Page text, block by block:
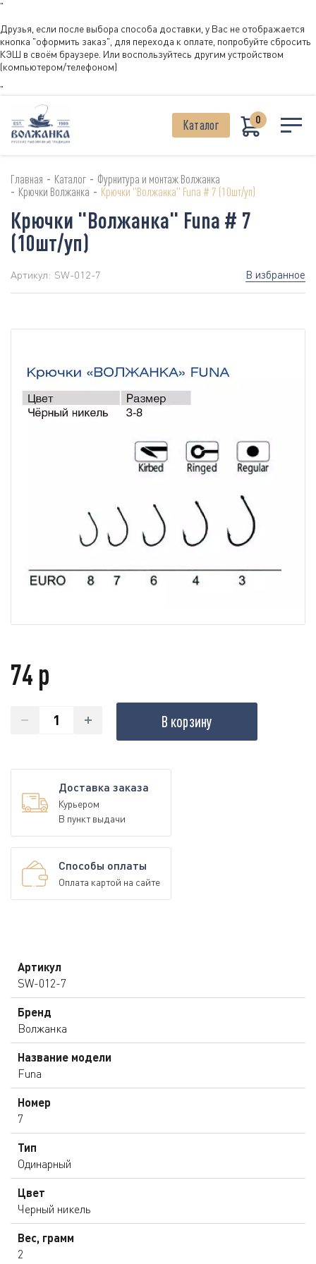
"
Друзья, если после выбора способа доставки, у Вас не отображается
кнопка "оформить заказ", для перехода к оплате, попробуйте сбросить
КЭШ в своём браузере. Или воспользуйтесь другим устройством
(компьютером/телефоном)
"
Каталог 0
Главная - Каталог - Фурнитура и монтаж Волжанка
- Крючки Волжанка - Крючки "Волжанка" Funa # 7 (10шт/уп)
Крючки "Волжанка" Funa # 7
(10шт/уп)
Артикул: SW-012-7 В избранное
74 р
В корзину
Доставка заказа
Курьером
В пункт выдачи
Способы оплаты
Оплата картой на сайте
Артикул
SW-012-7
Бренд
Волжанка
Название модели
Funa
Номер
7
Тип
Одинарный
Цвет
Черный никель
Вес, грамм
2